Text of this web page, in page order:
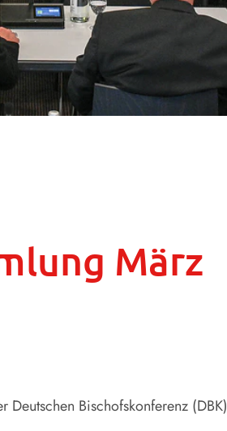
März
Bischofskonferenz (DBK)